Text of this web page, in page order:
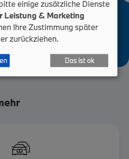

einige zusätzliche Dienste
Leistung & Marketing
Ihre Zustimmung später
zurückziehen.
Das ist ok